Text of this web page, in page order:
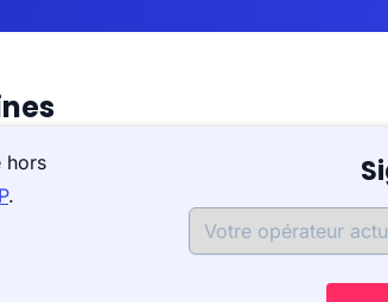
hors
.